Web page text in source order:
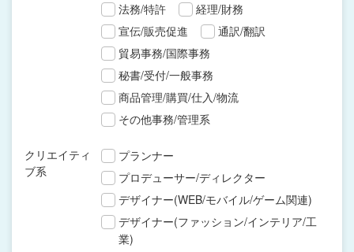
法務/特許
経理/財務
宣伝/販売促進
通訳/翻訳
貿易事務/国際事務
秘書/受付/一般事務
商品管理/購買/仕入/物流
その他事務/管理系
クリエイティ
ブ系
プランナー
プロデューサー/ディレクター
デザイナー(WEB/モバイル/ゲーム関連)
デザイナー(ファッション/インテリア/工
業)